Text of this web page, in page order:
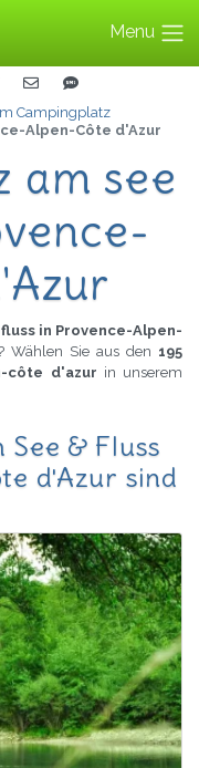
Menu
Campingplatz
Alpen-Côte d'Azur
am see
in Provence-Alpen-
Wählen Sie aus den 195
côte d'azur in unserem
See & Fluss
d'Azur sind